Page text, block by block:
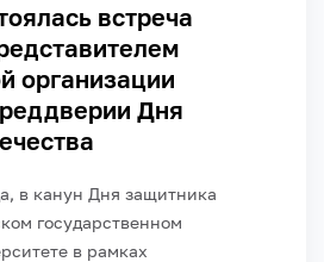
встреча
организации
Дня
в канун Дня защитника
государственном
в рамках